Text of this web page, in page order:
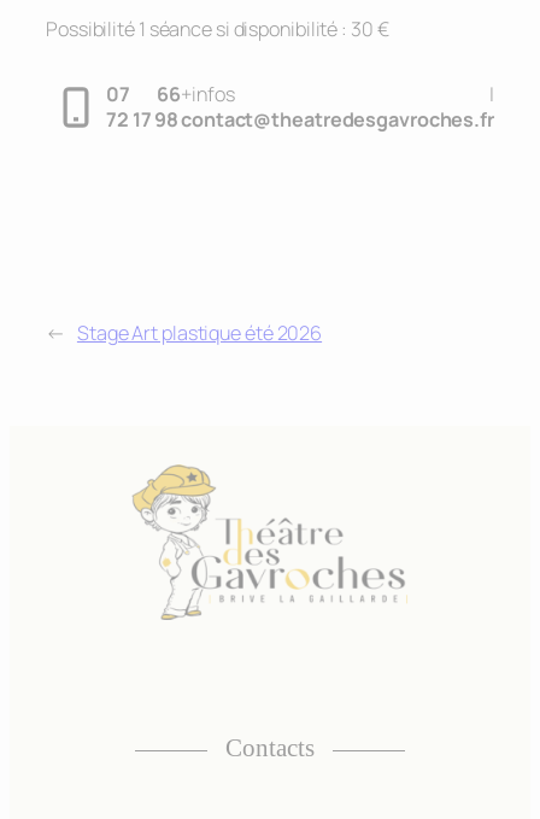
Possibilité 1 séance si disponibilité : 30 €
07 66
72 17 98
+infos |
contact@theatredesgavroches.fr
← Stage Art plastique été 2026
ContactsNécessaire